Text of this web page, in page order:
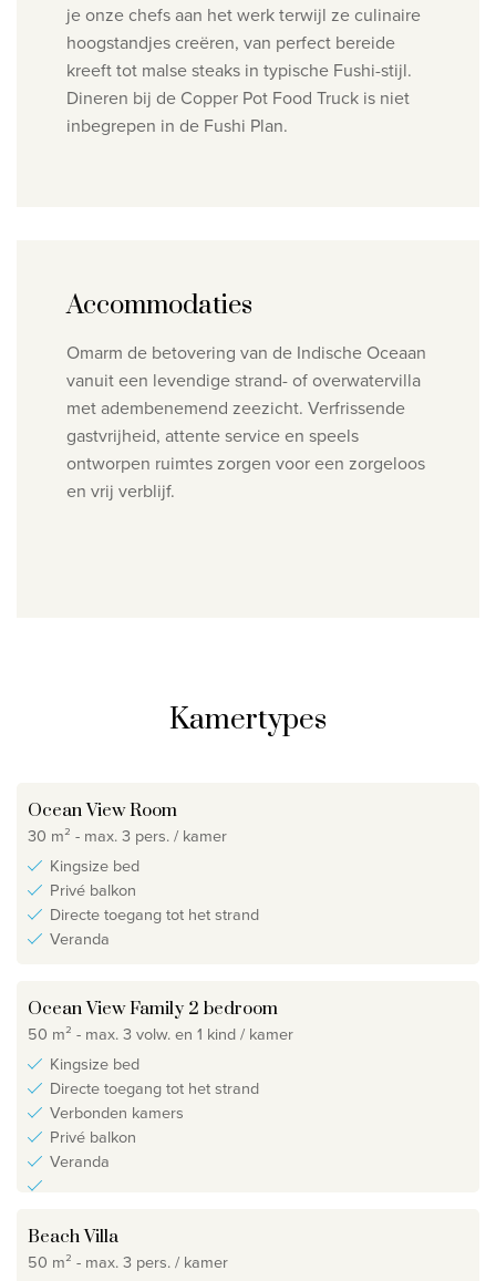
je onze chefs aan het werk terwijl ze culinaire
hoogstandjes creëren, van perfect bereide
kreeft tot malse steaks in typische Fushi-stijl.
Dineren bij de Copper Pot Food Truck is niet
inbegrepen in de Fushi Plan.
Accommodaties
Omarm de betovering van de Indische Oceaan
vanuit een levendige strand- of overwatervilla
met adembenemend zeezicht. Verfrissende
gastvrijheid, attente service en speels
ontworpen ruimtes zorgen voor een zorgeloos
en vrij verblijf.
Kamertypes
Ocean View Room
30 m² - max. 3 pers. / kamer
Kingsize bed
Privé balkon
Directe toegang tot het strand
Veranda
Ocean View Family 2 bedroom
50 m² - max. 3 volw. en 1 kind / kamer
Kingsize bed
Directe toegang tot het strand
Verbonden kamers
Privé balkon
Veranda
Beach Villa
50 m² - max. 3 pers. / kamer